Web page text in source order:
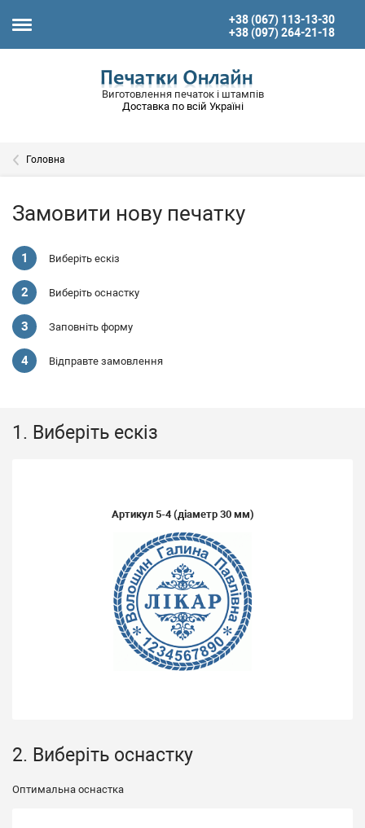
+38 (067) 113-13-30
+38 (097) 264-21-18
Виготовлення печаток і штампів
Доставка по всій Україні
Головна
Замовити нову печатку
Виберіть ескіз
Виберіть оснастку
Заповніть форму
Відправте замовлення
1. Виберіть ескіз
Артикул 5-4(діаметр 30 мм)
2. Виберіть оснастку
Оптимальна оснастка